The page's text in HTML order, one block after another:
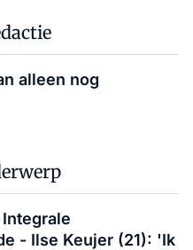
alleen nog
- Ilse Keujer (21): 'Ik